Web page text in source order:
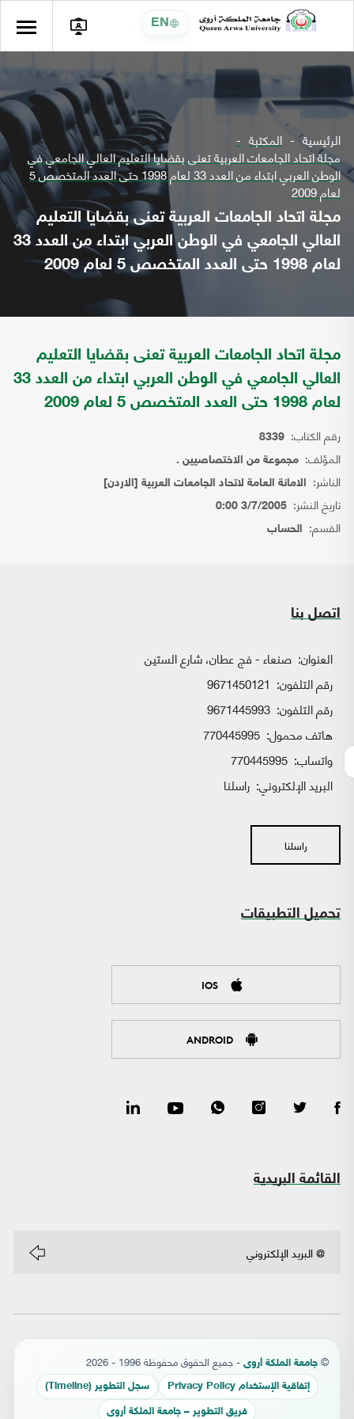
EN
الرئيسية المكتبة
مجلة اتحاد الجامعات العربية تعنى بقضايا التعليم العالي الجامعي في
الوطن العربي ابتداء من العدد 33 لعام 1998 حتى العدد المتخصص 5
لعام 2009
مجلة اتحاد الجامعات العربية تعنى بقضايا التعليم
العالي الجامعي في الوطن العربي ابتداء من العدد 33
لعام 1998 حتى العدد المتخصص 5 لعام 2009
مجلة اتحاد الجامعات العربية تعنى بقضايا التعليم
العالي الجامعي في الوطن العربي ابتداء من العدد 33
لعام 1998 حتى العدد المتخصص 5 لعام 2009
رقم الكتاب: 8339
المؤلف: مجموعة من الاختصاصيين .
الناشر: الامانة العامة لاتحاد الجامعات العربية [الاردن]
تاريخ النشر: 3/7/2005 0:00
القسم: الحساب
اتصل بنا
العنوان: صنعاء - فج عطان، شارع الستين
رقم التلفون: 9671450121
رقم التلفون: 9671445993
هاتف محمول: 770445995
واتساب:
البريد الإلكتروني: راسلنا
راسلنا
تحميل التطبيقات
IOS
ANDROID
القائمة البريدية
© جامعة الملكة أروى - جميع الحقوق محفوظة 1996 - 2026
إتفاقية الإستخدام Privacy Policy سجل التطوير (Timeline)
فريق التطوير – جامعة الملكة أروى